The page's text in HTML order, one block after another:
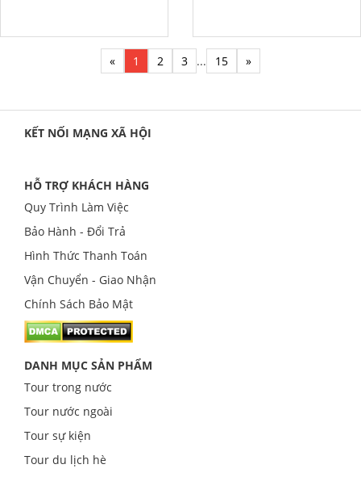
« 1 2 3 ... 15 »
KẾT NỐI MẠNG XÃ HỘI
HỖ TRỢ KHÁCH HÀNG
Quy Trình Làm Việc
Bảo Hành - Đổi Trả
Hình Thức Thanh Toán
Vận Chuyển - Giao Nhận
Chính Sách Bảo Mật
DANH MỤC SẢN PHẨM
Tour trong nước
Tour nước ngoài
Tour sự kiện
Tour du lịch hè